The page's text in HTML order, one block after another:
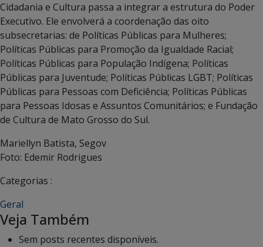
Cidadania e Cultura passa a integrar a estrutura do Poder
Executivo. Ele envolverá a coordenação das oito
subsecretarias: de Políticas Públicas para Mulheres;
Políticas Públicas para Promoção da Igualdade Racial;
Políticas Públicas para População Indígena; Políticas
Públicas para Juventude; Políticas Públicas LGBT; Políticas
Públicas para Pessoas com Deficiência; Políticas Públicas
para Pessoas Idosas e Assuntos Comunitários; e Fundação
de Cultura de Mato Grosso do Sul.
Mariellyn Batista, Segov
Foto: Edemir Rodrigues
Categorias :
Geral
Veja Também
Sem posts recentes disponíveis.